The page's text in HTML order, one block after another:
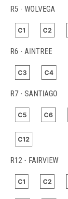
R5 - WOLVEGA
C1 C2
R6 - AINTREE
C3 C4
R7 - SANTIAGO
C5 C6
C12
R12 - FAIRVIEW
C1 C2